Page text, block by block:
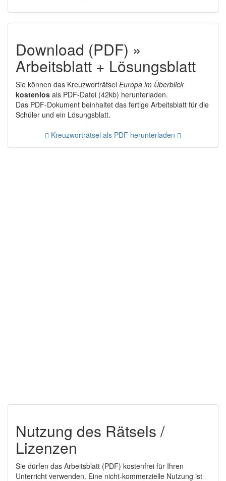
Download (PDF) »
Arbeitsblatt + Lösungsblatt
Sie können das Kreuzworträtsel Europa im Überblick
kostenlos als PDF-Datei (42kb) herunterladen.
Das PDF-Dokument beinhaltet das fertige Arbeitsblatt für die
Schüler und ein Lösungsblatt.
Kreuzworträtsel als PDF herunterladen
Nutzung des Rätsels /
Lizenzen
Sie dürfen das Arbeitsblatt (PDF) kostenfrei für Ihren
Unterricht verwenden. Eine nicht-kommerzielle Nutzung ist